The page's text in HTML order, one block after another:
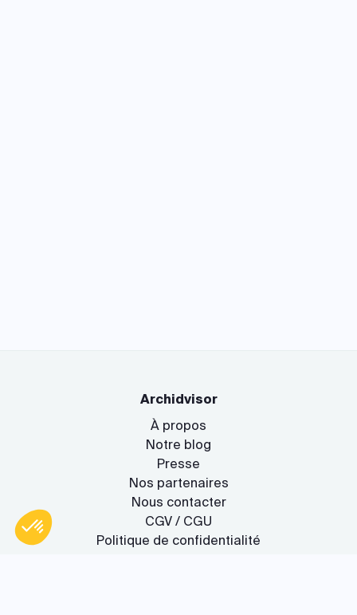
Archidvisor
À propos
Notre blog
Presse
Nos partenaires
Nous contacter
CGV / CGU
Politique de confidentialité